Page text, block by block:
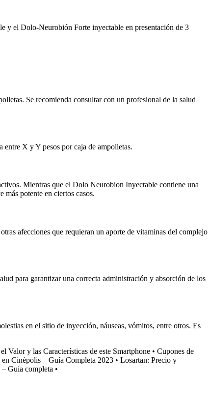
y el Dolo-Neurobión Forte inyectable en presentación de 3
Se recomienda consultar con un profesional de la salud
X y Y pesos por caja de ampolletas.
Mientras que el Dolo Neurobion Inyectable contiene una
potente en ciertos casos.
afecciones que requieran un aporte de vitaminas del complejo
para garantizar una correcta administración y absorción de los
en el sitio de inyección, náuseas, vómitos, entre otros. Es
Valor y las Características de este Smartphone • Cupones de
Cinépolis – Guía Completa 2023 • Losartan: Precio y
Guía completa •